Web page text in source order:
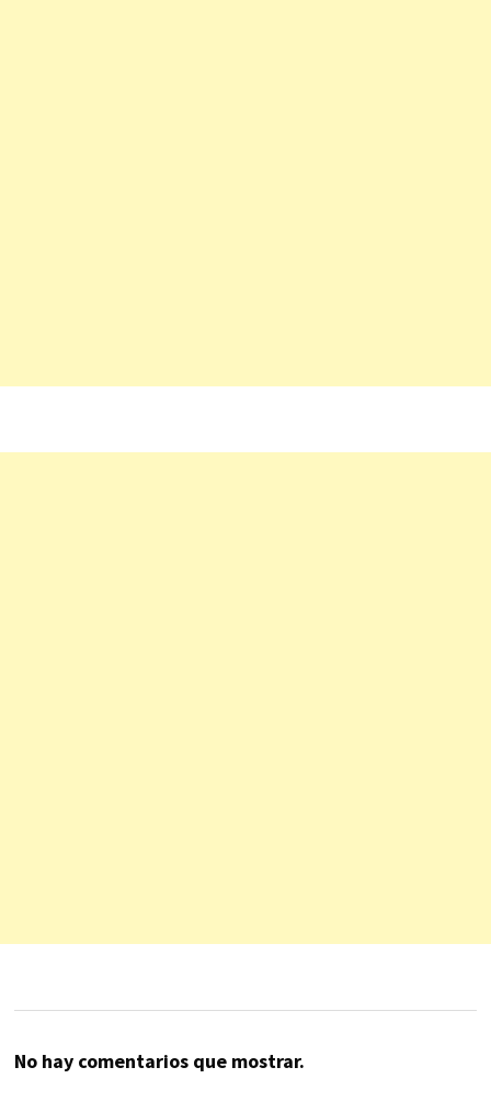
No hay comentarios que mostrar.